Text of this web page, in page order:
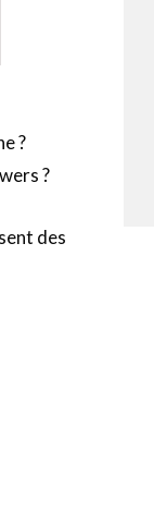
?
?
des